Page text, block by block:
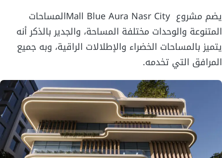
يضم مشروع Mall Blue Aura Nasr Cityالمساحات
المتنوعة والوحدات مختلفة المساحة، والجدير بالذكر أنه
يتميز بالمساحات الخضراء والإطلالات الراقية، وبه جميع
المرافق التي تخدمه.